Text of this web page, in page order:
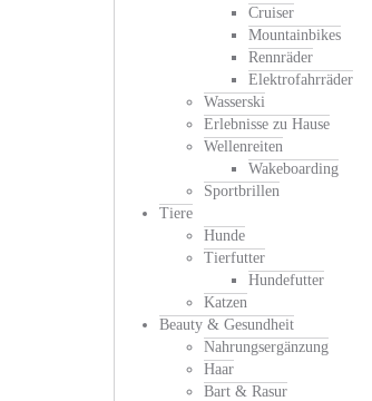
Cruiser
Mountainbikes
Rennräder
Elektrofahrräder
Wasserski
Erlebnisse zu Hause
Wellenreiten
Wakeboarding
Sportbrillen
Tiere
Hunde
Tierfutter
Hundefutter
Katzen
Beauty & Gesundheit
Nahrungsergänzung
Haar
Bart & Rasur